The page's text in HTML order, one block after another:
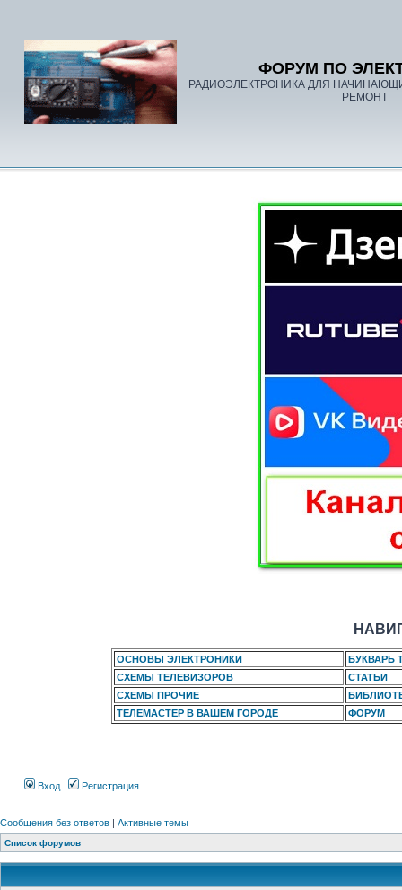
ФОРУМ ПО
РАДИОЭЛЕКТРОНИКА ДЛЯ
РЕМОНТ
ОСНОВЫ ЭЛЕКТРОНИКИ
БУКВАРЬ
СХЕМЫ ТЕЛЕВИЗОРОВ
СТАТЬИ
СХЕМЫ ПРОЧИЕ
ТЕЛЕМАСТЕР В ВАШЕМ ГОРОДЕ
ФОРУМ
Вход Регистрация
Сообщения без ответов | Активные темы
Список форумов